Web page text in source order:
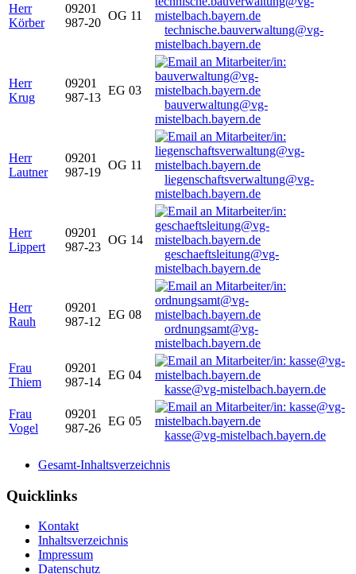
Herr
Körber
09201
987-20
OG 11
technische.bauverwaltung@vg-
mistelbach.bayern.de
Herr
Krug
09201
987-13
EG 03
bauverwaltung@vg-
mistelbach.bayern.de
Herr
Lautner
09201
987-19
OG 11
liegenschaftsverwaltung@vg-
mistelbach.bayern.de
Herr
Lippert
09201
987-23
OG 14
geschaeftsleitung@vg-
mistelbach.bayern.de
Herr
Rauh
09201
987-12
EG 08
ordnungsamt@vg-
mistelbach.bayern.de
Frau
Thiem
09201
987-14
EG 04
kasse@vg-mistelbach.bayern.de
Frau
Vogel
09201
987-26
EG 05
kasse@vg-mistelbach.bayern.de
Gesamt-Inhaltsverzeichnis
Quicklinks
Kontakt
Inhaltsverzeichnis
Impressum
Datenschutz